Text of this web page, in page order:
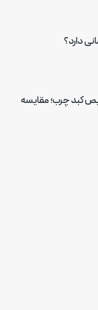
دارد؟
کبد چرب؛ مقایسه